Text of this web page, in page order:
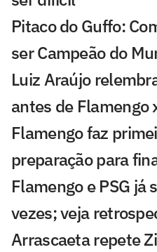
Pitaco do Guffo:
ser Campeão do
Luiz Araújo
antes de Flamengo
Flamengo faz
preparação para
Flamengo e PSG
vezes; veja
Arrascaeta repete